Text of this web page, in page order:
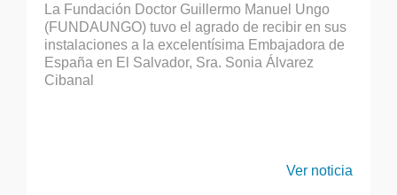
La Fundación Doctor Guillermo Manuel Ungo
(FUNDAUNGO) tuvo el agrado de recibir en sus
instalaciones a la excelentísima Embajadora de
España en El Salvador, Sra. Sonia Álvarez
Cibanal
Ver noticia